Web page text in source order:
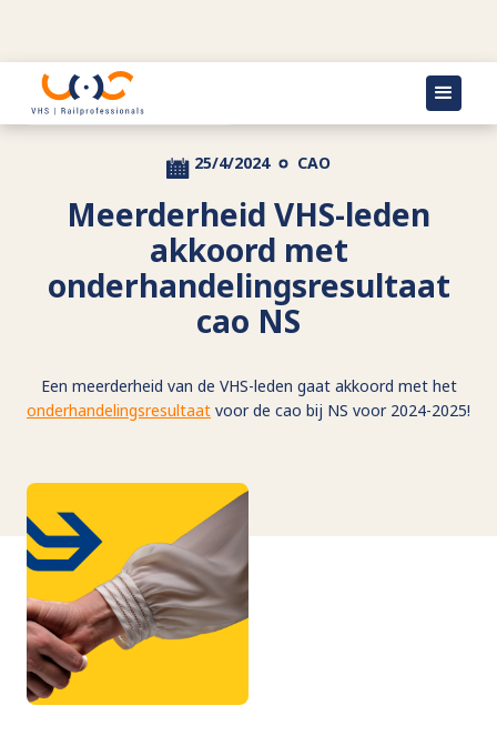
Terug naar actueel
25/4/2024 CAO
Meerderheid VHS-leden
akkoord met
onderhandelingsresultaat
cao NS
Een meerderheid van de VHS-leden gaat akkoord met het
onderhandelingsresultaat voor de cao bij NS voor 2024-2025!